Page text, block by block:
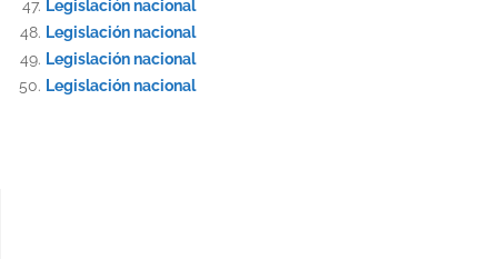
Legislación nacional
Legislación nacional
Legislación nacional
Legislación nacional